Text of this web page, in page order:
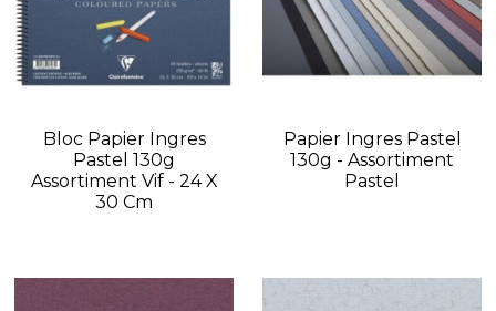
Bloc Papier Ingres
Pastel 130g
Assortiment Vif - 24 X
30 Cm
Papier Ingres Pastel
130g - Assortiment
Pastel